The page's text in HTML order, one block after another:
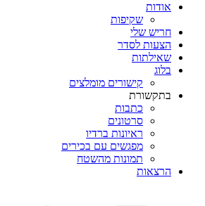
אודות
שקיפות
חריש שלי
הצעות לסדר
שאילתות
בלוג
קישורים מומלצים
בתקשורת
כתבות
סרטונים
ראיונות ברדיו
מפגשים עם בכירים
תמונות מהשטח
הרצאות